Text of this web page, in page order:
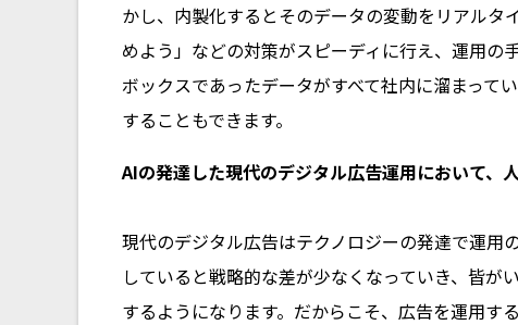
かし、内製化するとそのデータの変動をリアルタ
めよう」などの対策がスピーディに行え、運用の
ボックスであったデータがすべて社内に溜まって
することもできます。
――AIの発達した現代のデジタル広告運用において
現代のデジタル広告はテクノロジーの発達で運用
していると戦略的な差が少なくなっていき、皆が
するようになります。だからこそ、広告を運用す